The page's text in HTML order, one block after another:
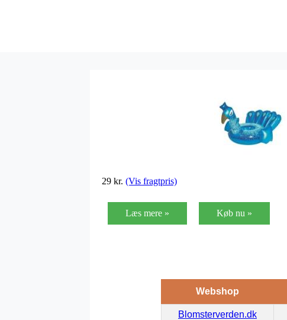
29 kr. (Vis fragtpris)
Læs mere » Køb nu »
Webshop
Blomsterverden.dk